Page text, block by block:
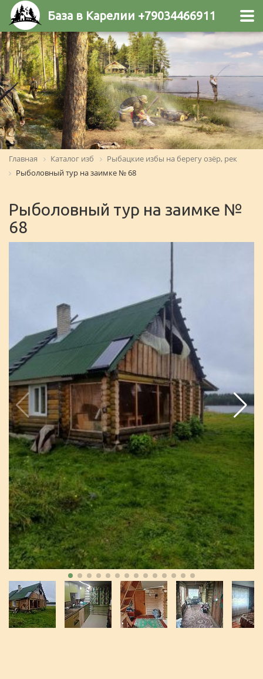
База в Карелии +79034466911
Главная Каталог изб
Рыбацкие избы на берегу озёр, рек
Рыболовный тур на заимке № 68
Рыболовный тур на заимке №
68